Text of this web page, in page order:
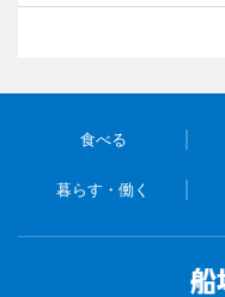
食べる
暮らす・働く